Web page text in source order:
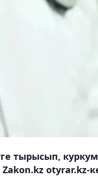
тырысып,
otyrar.kz-